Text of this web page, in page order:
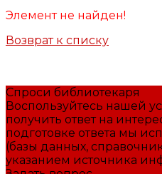
Элемент не найден!
Возврат к списку
Спроси библиотекаря
Воспользуйтесь нашей
получить ответ на
подготовке ответа мы
(базы данных,
указанием источника